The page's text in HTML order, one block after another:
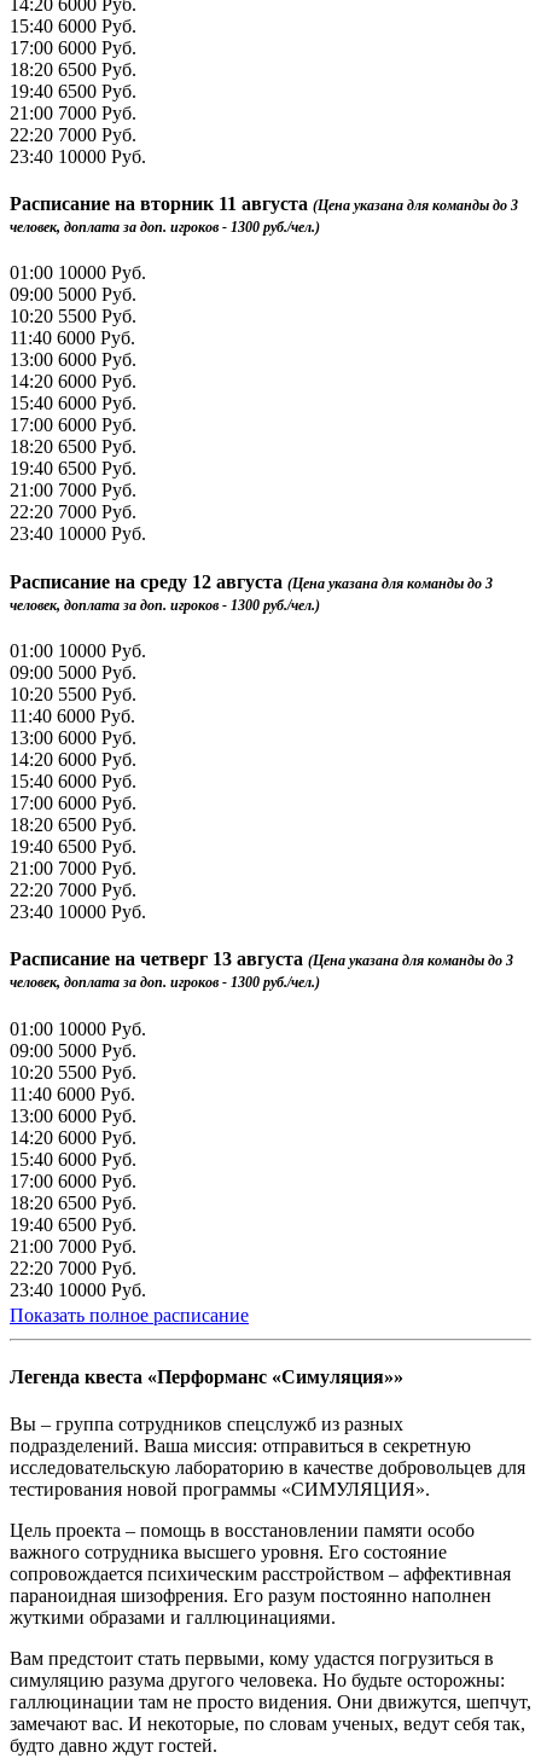
14:20 6000 Руб.
15:40 6000 Руб.
17:00 6000 Руб.
18:20 6500 Руб.
19:40 6500 Руб.
21:00 7000 Руб.
22:20 7000 Руб.
23:40 10000 Руб.
Расписание на вторник 11 августа (Цена указана для команды до 3
человек, доплата за доп. игроков - 1300 руб./чел.)
01:00 10000 Руб.
09:00 5000 Руб.
10:20 5500 Руб.
11:40 6000 Руб.
13:00 6000 Руб.
14:20 6000 Руб.
15:40 6000 Руб.
17:00 6000 Руб.
18:20 6500 Руб.
19:40 6500 Руб.
21:00 7000 Руб.
22:20 7000 Руб.
23:40 10000 Руб.
Расписание на среду 12 августа (Цена указана для команды до 3
человек, доплата за доп. игроков - 1300 руб./чел.)
01:00 10000 Руб.
09:00 5000 Руб.
10:20 5500 Руб.
11:40 6000 Руб.
13:00 6000 Руб.
14:20 6000 Руб.
15:40 6000 Руб.
17:00 6000 Руб.
18:20 6500 Руб.
19:40 6500 Руб.
21:00 7000 Руб.
22:20 7000 Руб.
23:40 10000 Руб.
Расписание на четверг 13 августа (Цена указана для команды до 3
человек, доплата за доп. игроков - 1300 руб./чел.)
01:00 10000 Руб.
09:00 5000 Руб.
10:20 5500 Руб.
11:40 6000 Руб.
13:00 6000 Руб.
14:20 6000 Руб.
15:40 6000 Руб.
17:00 6000 Руб.
18:20 6500 Руб.
19:40 6500 Руб.
21:00 7000 Руб.
22:20 7000 Руб.
23:40 10000 Руб.
Показать полное расписание
Легенда квеста «Перформанс «Симуляция»»
Вы – группа сотрудников спецслужб из разных
подразделений. Ваша миссия: отправиться в секретную
исследовательскую лабораторию в качестве добровольцев для
тестирования новой программы «СИМУЛЯЦИЯ».
Цель проекта – помощь в восстановлении памяти особо
важного сотрудника высшего уровня. Его состояние
сопровождается психическим расстройством – аффективная
параноидная шизофрения. Его разум постоянно наполнен
жуткими образами и галлюцинациями.
Вам предстоит стать первыми, кому удастся погрузиться в
симуляцию разума другого человека. Но будьте осторожны:
галлюцинации там не просто видения. Они движутся, шепчут,
замечают вас. И некоторые, по словам ученых, ведут себя так,
будто давно ждут гостей.